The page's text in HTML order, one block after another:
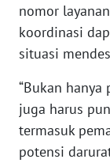
nomor
koordinasi
situasi
“Bukan
juga harus
termasuk
potensi
WN
RIAU
SERAMBI
WN
JAMBI